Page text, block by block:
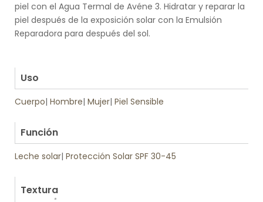
piel con el Agua Termal de Avéne 3. Hidratar y reparar la
piel después de la exposición solar con la Emulsión
Reparadora para después del sol.
Uso
Cuerpo| Hombre| Mujer| Piel Sensible
Función
Leche solar| Protección Solar SPF 30-45
Textura